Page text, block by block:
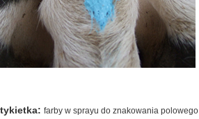
farby w sprayu do znakowania polowego